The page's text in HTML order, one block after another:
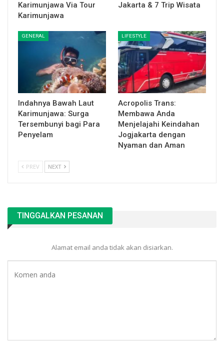
Karimunjawa Via Tour
Karimunjawa
Jakarta & 7 Trip Wisata
GENERAL
Indahnya Bawah Laut
Karimunjawa: Surga
Tersembunyi bagi Para
Penyelam
LIFESTYLE
Acropolis Trans:
Membawa Anda
Menjelajahi Keindahan
Jogjakarta dengan
Nyaman dan Aman
PREV NEXT
TINGGALKAN PESANAN
Alamat email anda tidak akan disiarkan.